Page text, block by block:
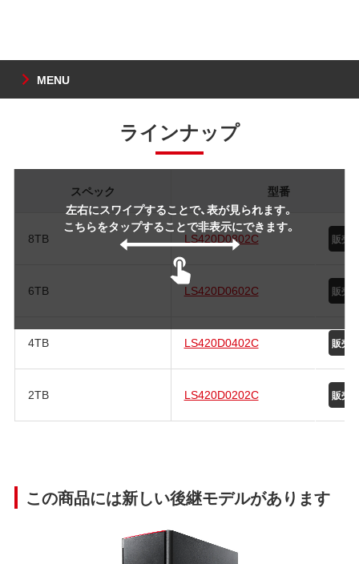
MENU
ラインナップ
左右にスワイプすることで、表が見られます。
こちらをタップすることで非表示にできます。
スペック 型番
8TB LS420D0802C
6TB LS420D0602C
4TB LS420D0402C
2TB LS420D0202C
この商品には新しい後継モデルがあります